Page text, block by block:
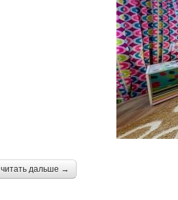
читать дальше →